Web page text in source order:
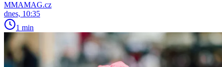
MMAMAG.cz
dnes, 10:35
1 min